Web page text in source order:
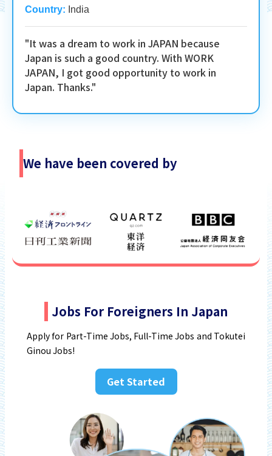
Country: India
"It was a dream to work in JAPAN because
Japan is such a good country. With WORK
JAPAN, I got good opportunity to work in
Japan. Thanks."
We have been covered by
Jobs For Foreigners In Japan
Apply for Part-Time Jobs, Full-Time Jobs and Tokutei
Ginou Jobs!
Get Started